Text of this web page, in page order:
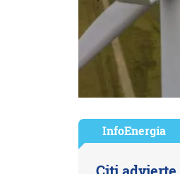
InfoEnergía